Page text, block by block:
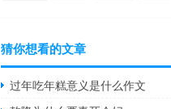
猜你想看的文章
过年吃年糕意义是什么作文